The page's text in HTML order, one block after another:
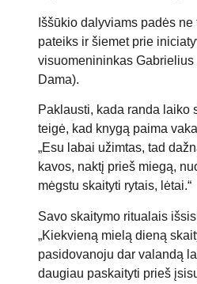
Iššūkio dalyviams padės
pateiks ir šiemet prie
visuomenininkas
Dama).
Paklausti, kada randa laiko
teigė, kad knygą paima
„Esu labai užimtas, tad
kavos, naktį prieš miegą,
mėgstu skaityti rytais, lėtai.“
Savo skaitymo ritualais
„Kiekvieną mielą dieną
pasidovanoju dar valandą
daugiau paskaityti prieš